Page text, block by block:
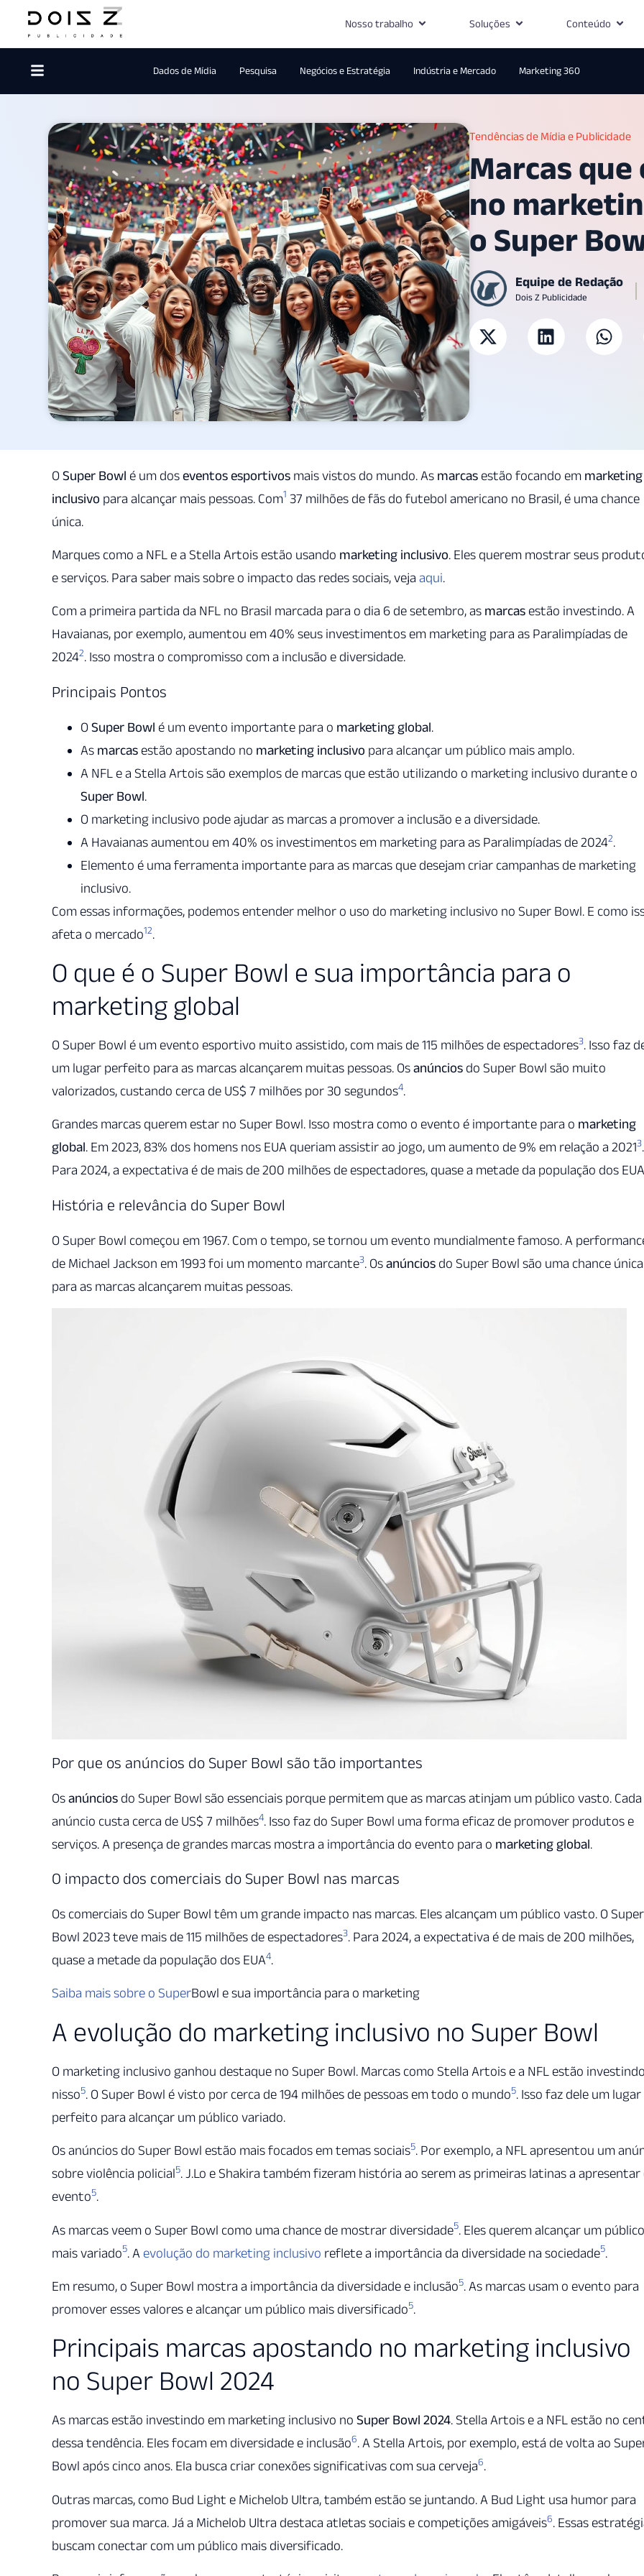
Nosso trabalho Soluções Conteúdo
Dados de Mídia Pesquisa Negócios e Estratégia Indústria e Mercado Marketing 360
Tendências de Mídia e Publicidade
Marcas
no
o Super
Equipe de Redação
Dois Z Publicidade
OSuper Bowl é um doseventos esportivos mais vistos do mundo. As marcas estão focando em marketing
inclusivo para alcançar mais pessoas. Com1 37 milhões de fãs do futebol americano no Brasil, é uma chance
única.
Marques como a NFL e a Stella Artois estão usando marketing inclusivo. Eles querem mostrar seus
e serviços. Para saber mais sobre o impacto das redes sociais, veja aqui.
Com a primeira partida da NFL no Brasil marcada para o dia 6 de setembro, as marcas estão investindo. A
Havaianas, por exemplo, aumentou em 40% seus investimentos em marketing para as Paralimpíadas de
20242. Isso mostra o compromisso com a inclusão e diversidade.
Principais Pontos
OSuper Bowl é um evento importante para o marketing global.
As marcas estão apostando no marketing inclusivo para alcançar um público mais amplo.
A NFL e a Stella Artois são exemplos de marcas que estão utilizando o marketing inclusivo durante o
Super Bowl.
O marketing inclusivo pode ajudar as marcas a promover a inclusão e a diversidade.
A Havaianas aumentou em 40% os investimentos em marketing para as Paralimpíadas de 20242.
Elemento é uma ferramenta importante para as marcas que desejam criar campanhas de marketing
inclusivo.
Com essas informações, podemos entender melhor o uso do marketing inclusivo no Super Bowl. E como
afeta o mercado12.
O que é o Super Bowl e sua importância para o
marketing global
O Super Bowl é um evento esportivo muito assistido, com mais de 115 milhões de espectadores3. Isso faz
um lugar perfeito para as marcas alcançarem muitas pessoas. Osanúncios do Super Bowl são muito
valorizados, custando cerca de US$ 7 milhões por 30 segundos4.
Grandes marcas querem estar no Super Bowl. Isso mostra como o evento é importante para o marketing
global. Em 2023, 83% dos homens nos EUA queriam assistir ao jogo, um aumento de 9% em relação a 20213.
Para 2024, a expectativa é de mais de 200 milhões de espectadores, quase a metade da população dos EUA
História e relevância do Super Bowl
O Super Bowl começou em 1967. Com o tempo, se tornou um evento mundialmente famoso. A
de Michael Jackson em 1993 foi um momento marcante3. Osanúncios do Super Bowl são uma chance única
para as marcas alcançarem muitas pessoas.
Por que os anúncios do Super Bowl são tão importantes
Osanúncios do Super Bowl são essenciais porque permitem que as marcas atinjam um público vasto. Cada
anúncio custa cerca de US$ 7 milhões4. Isso faz do Super Bowl uma forma eficaz de promover produtos e
serviços. A presença de grandes marcas mostra a importância do evento para o marketing global.
O impacto dos comerciais do Super Bowl nas marcas
Os comerciais do Super Bowl têm um grande impacto nas marcas. Eles alcançam um público vasto. O Super
Bowl 2023 teve mais de 115 milhões de espectadores3. Para 2024, a expectativa é de mais de 200 milhões,
quase a metade da população dos EUA4.
Saiba mais sobre o SuperBowl e sua importância para o marketing
A evolução do marketing inclusivo no Super Bowl
O marketing inclusivo ganhou destaque no Super Bowl. Marcas como Stella Artois e a NFL estão investindo
nisso5. O Super Bowl é visto por cerca de 194 milhões de pessoas em todo o mundo5. Isso faz dele um lugar
perfeito para alcançar um público variado.
Os anúncios do Super Bowl estão mais focados em temas sociais5. Por exemplo, a NFL apresentou um
sobre violência policial5. J.Lo e Shakira também fizeram história ao serem as primeiras latinas a apresentar
evento5.
As marcas veem o Super Bowl como uma chance de mostrar diversidade5. Eles querem alcançar um público
mais variado5. A evolução do marketing inclusivo reflete a importância da diversidade na sociedade5.
Em resumo, o Super Bowl mostra a importância da diversidade e inclusão5. As marcas usam o evento para
promover esses valores e alcançar um público mais diversificado5.
Principais marcas apostando no marketing inclusivo
no Super Bowl 2024
As marcas estão investindo em marketing inclusivo no Super Bowl 2024. Stella Artois e a NFL estão no
dessa tendência. Eles focam em diversidade e inclusão6. A Stella Artois, por exemplo, está de volta ao
Bowl após cinco anos. Ela busca criar conexões significativas com sua cerveja6.
Outras marcas, como Bud Light e Michelob Ultra, também estão se juntando. A Bud Light usa humor para
promover sua marca. Já a Michelob Ultra destaca atletas sociais e competições amigáveis6. Essas
buscam conectar com um público mais diversificado.